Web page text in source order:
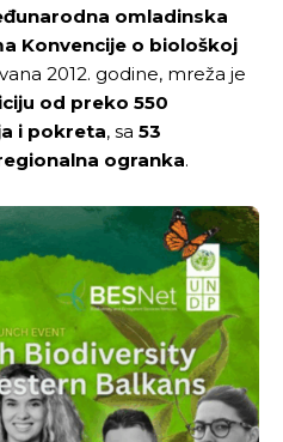
omladinska
Konvencije o biološkoj
2012. godine, mreža je
od preko 550
i pokreta, sa 53
ogranka.